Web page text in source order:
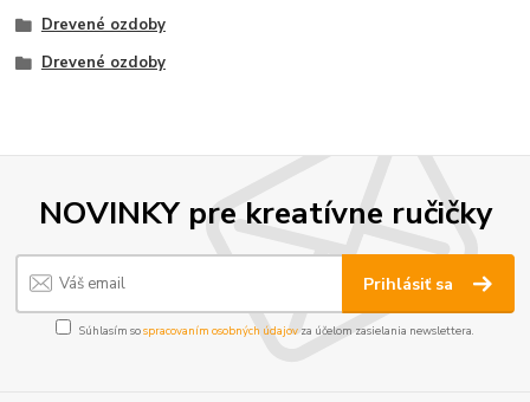
Drevené ozdoby
Drevené ozdoby
NOVINKY pre kreatívne ručičky
Prihlásiť sa
Súhlasím sospracovaním osobných údajov za účelom zasielania newslettera.